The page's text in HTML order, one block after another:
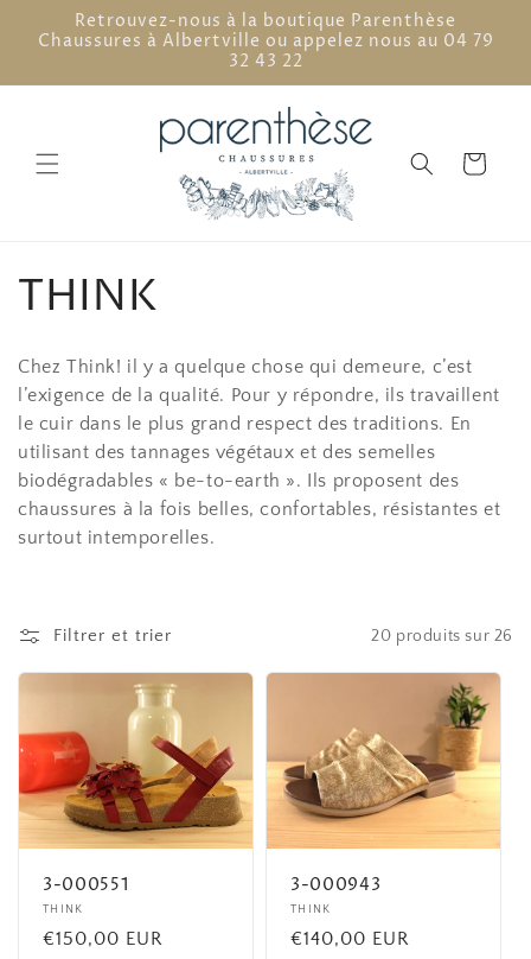
passer
au
Retrouvez-nous à la boutique Parenthèse
Chaussures à Albertville ou appelez nous au 04 79
32 43 22
Panier
C
o
l
l
e
c
i
n
:
THINK
Chez Think! il y a quelque chose qui demeure, c’est
l’exigence de la qualité. Pour y répondre, ils travaillent
le cuir dans le plus grand respect des traditions. En
utilisant des tannages végétaux et des semelles
biodégradables « be-to-earth ». Ils proposent des
chaussures à la fois belles, confortables, résistantes et
surtout intemporelles.
Filtrer et trier 20 produits sur 26
3-000551
Fournisseur :
THINK
Prix
€150,00 EUR
3-000943
Fournisseur :
THINK
Prix
€140,00 EUR